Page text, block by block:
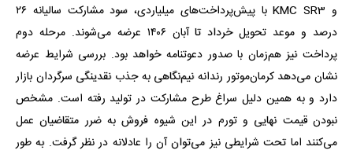
و KMC SR3 با پیش‌پرداخت‌های میلیاردی، سود مشارکت سالیانه ۲۶
درصد و موعد تحویل خرداد تا آبان ۱۴۰۶ عرضه می‌شوند. مرحله دوم
پرداخت نیز هم‌زمان با صدور دعوتنامه خواهد بود. بررسی شرایط عرضه
نشان می‌دهد کرمان‌موتور رندانه نیم‌نگاهی به جذب نقدینگی سرگردان بازار
دارد و به همین دلیل سراغ طرح مشارکت در تولید رفته است. مشخص
نبودن قیمت نهایی و تورم در این شیوه فروش به ضرر متقاضیان عمل
می‌کنند اما تحت شرایطی نیز می‌توان آن را عادلانه در نظر گرفت. به طور